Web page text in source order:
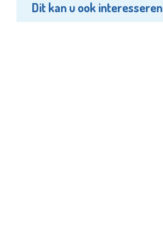
Dit kan u ook interesseren